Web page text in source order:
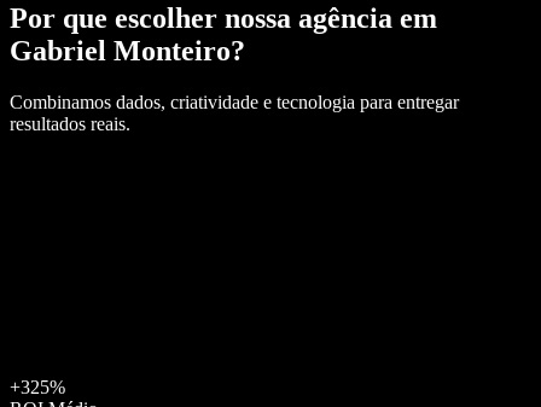
Por que escolher nossa agência em
Gabriel Monteiro?
Combinamos dados, criatividade e tecnologia para entregar
resultados reais.
+325%